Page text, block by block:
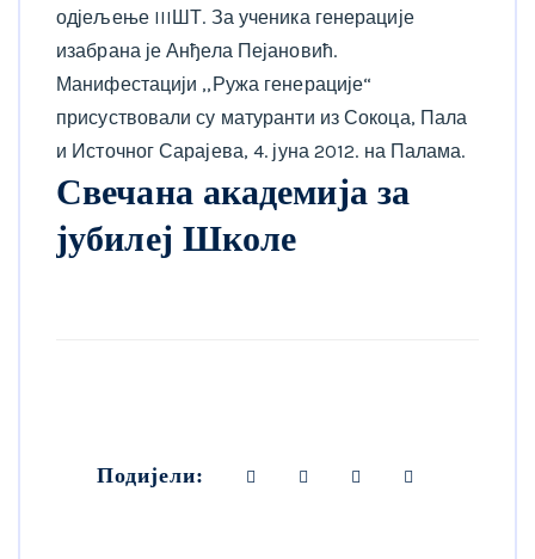
одјељење IIIШТ. За ученика генерације
изабрана је Анђела Пејановић.
Манифестацији ,,Ружа генерације“
присуствовали су матуранти из Сокоца, Пала
и Источног Сарајева, 4. јуна 2012. на Палама.
Свечана академија за
јубилеј Школе
Подијели: